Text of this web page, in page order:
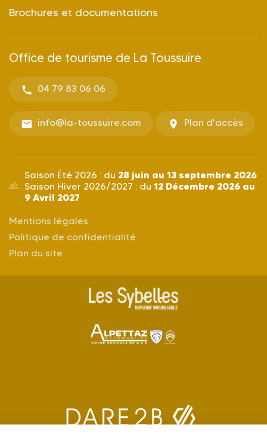
Brochures et documentations
Office de tourisme de La Toussuire
04 79 83 06 06
info@la-toussuire.com Plan d'accès
Saison Été 2026 : du 28 juin au 13 septembre 2026
Saison Hiver 2026/2027 : du 12 Décembre 2026 au
9 Avril 2027
Mentions légales
Politique de confidentialité
Plan du site